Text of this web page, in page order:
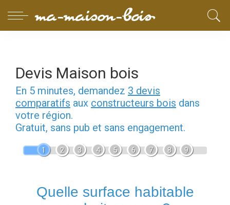
Devis Maison bois
En 5 minutes, demandez 3 devis
comparatifs aux constructeurs bois dans
votre région.
Gratuit, sans pub et sans engagement.
1 2 3 4 5 6 7 8 9
Quelle surface habitable